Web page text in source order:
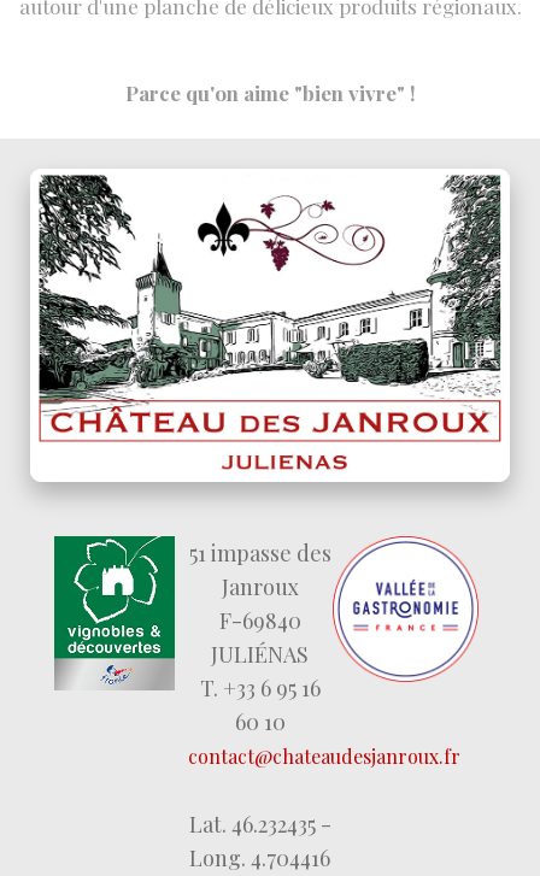
autour d'une planche de délicieux produits régionaux.
Parce qu'on aime "bien vivre" !
51 impasse des
Janroux
F-69840
JULIÉNAS
T. +33 6 95 16
60 10
contact@chateaudesjanroux.fr
Lat. 46.232435 -
Long. 4.704416